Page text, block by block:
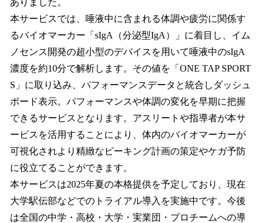
ありました。
本サービスでは、唾液中に含まれる体調や疲労に関係す
るバイオマーカー「sIgA（分泌型IgA）」に着目し、イム
ノセンス開発の超小型のデバイスを用いて唾液中のsIgA
濃度を約10分で解析します。その値を「ONE TAP SPORT
S」に取り込み、パフォーマンスデータと統合しダッシュ
ボード表示。パフォーマンスや体調の変化を早期に把握
できるサービスとなります。アスリートや指導者が本サ
ービスを活用することにより、体内のバイオマーカーが
可視化されより精緻なピーキング計画の策定やケガ予防
に役立てることができます。
本サービスは2025年夏の本格提供を予定しており、現在
大学駅伝部などでのトライアル導入を実施中です。今後
は全国の中学・高校・大学・実業団・プロチームへの導